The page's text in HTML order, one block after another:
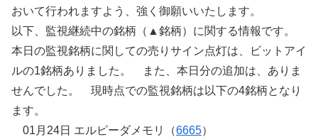
おいて行われますよう、強く御願いいたします。
以下、監視継続中の銘柄（▲銘柄）に関する情報です。
本日の監視銘柄に関しての売りサイン点灯は、ビットアイ
ルの1銘柄ありました。 また、本日分の追加は、ありま
せんでした。 現時点での監視銘柄は以下の4銘柄となり
ます。
01月24日 エルピーダメモリ（6665）